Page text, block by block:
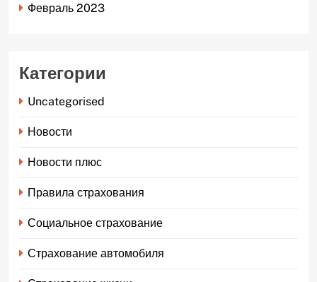
Февраль 2023
Категории
Uncategorised
Новости
Новости плюс
Правила страхования
Социальное страхование
Страхование автомобиля